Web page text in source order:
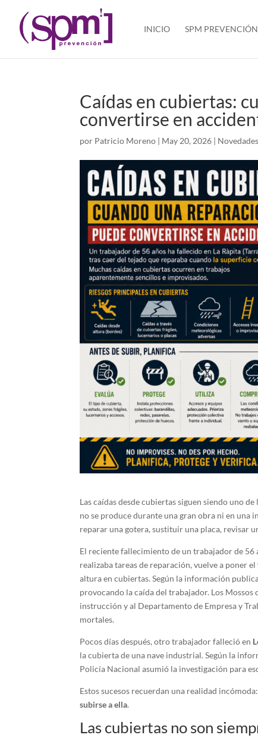
INICIO SPM PREVENCIÓN
Caídas en cubiertas:
convertirse en
por Patricio Moreno | May 20, 2026 | Novedades
Las caídas desde cubiertas siguen siendo uno
no se produce durante una gran obra ni en una
reparar una gotera, sustituir una placa, revisar
El reciente fallecimiento de un trabajador de 56
realizaba tareas de reparación, vuelve a poner
altura en cubiertas. Según la información
provocando la caída del trabajador. Los
instrucción y al Departamento de Empresa y
mortales.
Pocos días después, otro trabajador falleció en
la cubierta de una nave industrial. Según la
Policía Nacional asumió la investigación para
Estos sucesos recuerdan una realidad
subirse a ella.
Las cubiertas no son